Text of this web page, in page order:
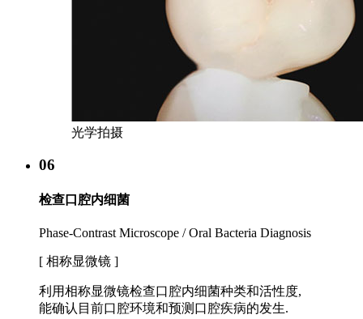
光学拍摄
06
检查口腔内细菌
Phase-Contrast Microscope / Oral Bacteria Diagnosis
[ 相称显微镜 ]
利用相称显微镜检查口腔内细菌种类和活性度,
能确认目前口腔环境和预测口腔疾病的发生.